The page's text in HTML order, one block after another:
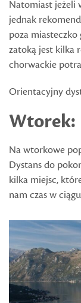
Natomiast jeżeli
jednak
poza
zatoką jest kilka
chorwackie
Orientacyjny
Na wtorkowe
Dystans do
kilka miejsc,
nam czas w